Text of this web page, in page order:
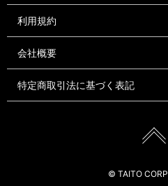
利用規約
会社概要
特定商取引法に基づく表記
© TAITO